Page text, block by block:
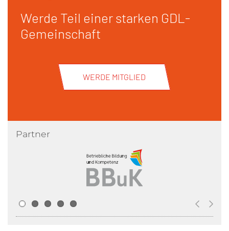
Werde Teil einer starken GDL-
Gemeinschaft
WERDE MITGLIED
Partner